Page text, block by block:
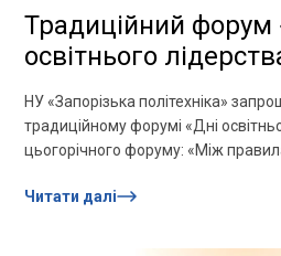
Традиційний форум
освітнього
НУ «Запорізька політехніка»
традиційному форумі «Дні
цьогорічного форуму: «Між
Читати далі